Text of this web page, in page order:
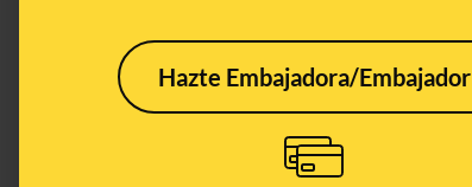
Hazte Embajadora/Embajador